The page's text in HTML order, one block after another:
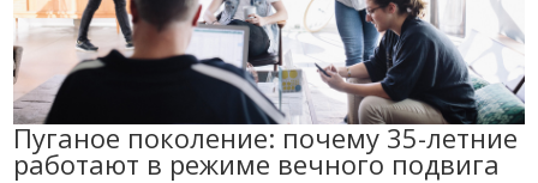
Пуганое поколение: почему 35-летние
работают в режиме вечного подвига